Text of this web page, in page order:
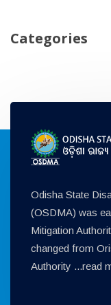
Categories
Odisha State
(OSDMA) was
Mitigation
changed from
Authority ...read